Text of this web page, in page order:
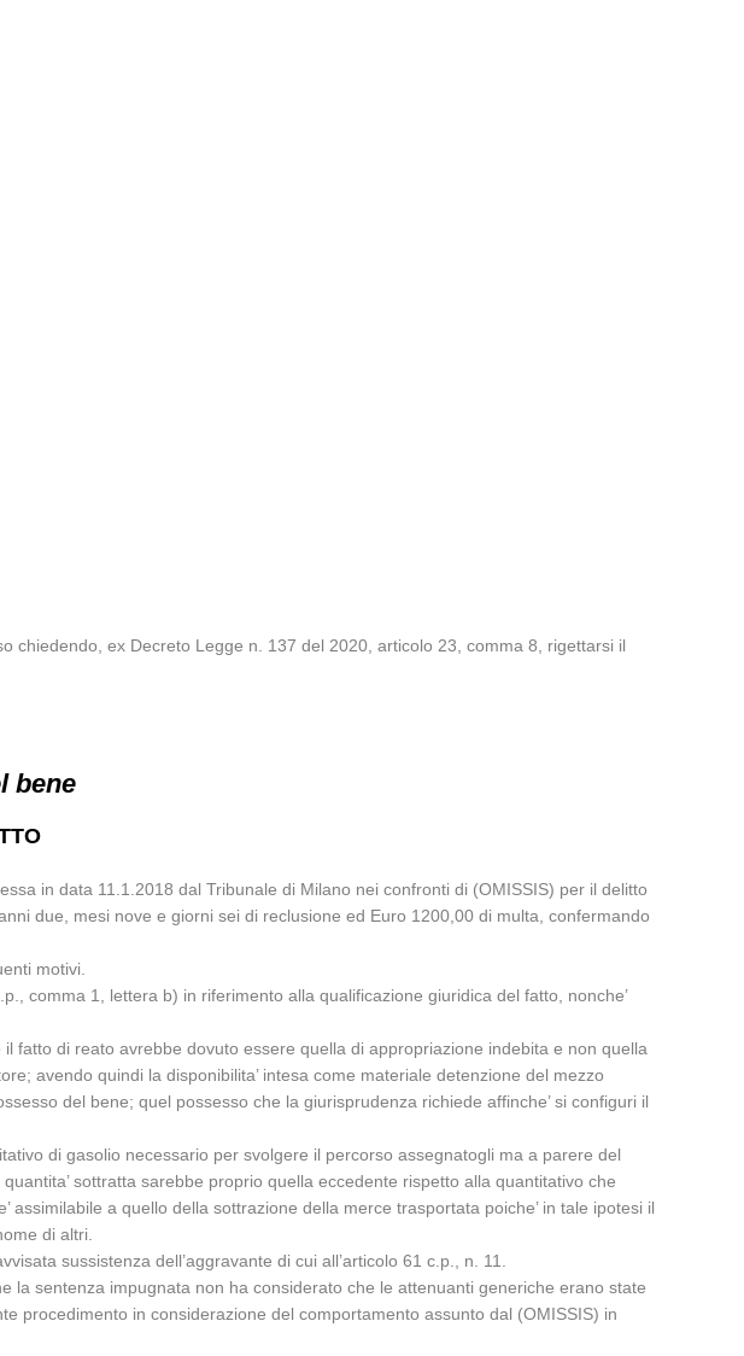
chiedendo, ex Decreto Legge n. 137 del 2020, articolo 23, comma 8, rigettarsi il
bene
in data 11.1.2018 dal Tribunale di Milano nei confronti di (OMISSIS) per il delitto
due, mesi nove e giorni sei di reclusione ed Euro 1200,00 di multa, confermando
motivi.
comma 1, lettera b) in riferimento alla qualificazione giuridica del fatto, nonche’
fatto di reato avrebbe dovuto essere quella di appropriazione indebita e non quella
avendo quindi la disponibilita’ intesa come materiale detenzione del mezzo
del bene; quel possesso che la giurisprudenza richiede affinche’ si configuri il
di gasolio necessario per svolgere il percorso assegnatogli ma a parere del
sottratta sarebbe proprio quella eccedente rispetto alla quantitativo che
a quello della sottrazione della merce trasportata poiche’ in tale ipotesi il
di altri.
sussistenza dell’aggravante di cui all’articolo 61 c.p., n. 11.
sentenza impugnata non ha considerato che le attenuanti generiche erano state
procedimento in considerazione del comportamento assunto dal (OMISSIS) in